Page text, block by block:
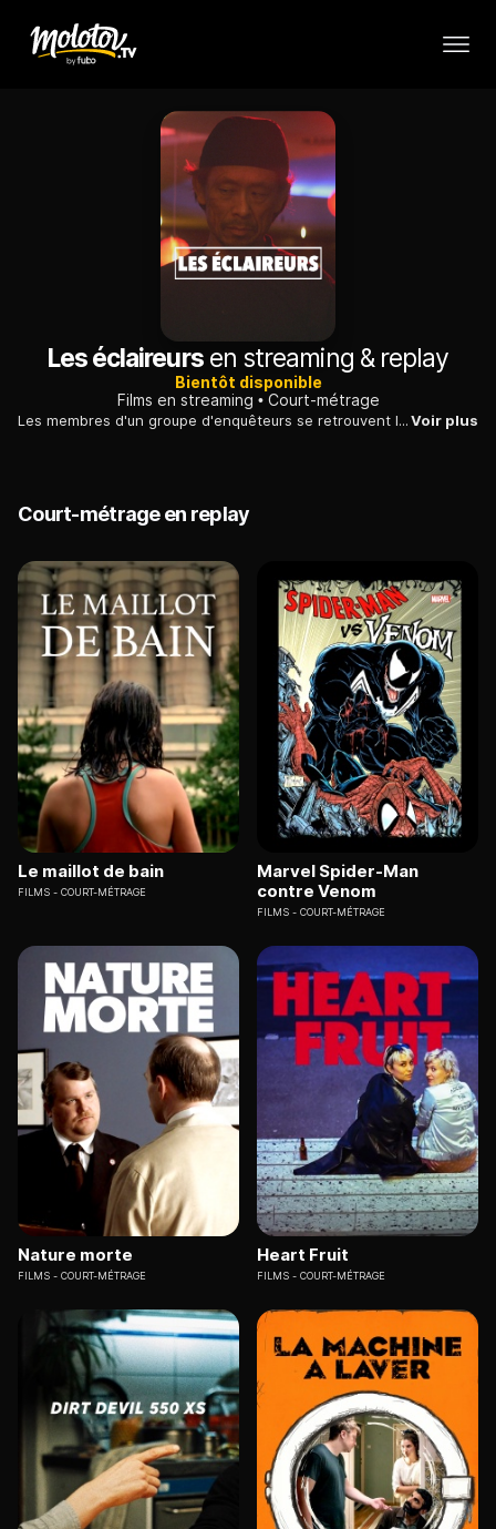
Les éclaireursen streaming & replay
Bientôt disponible
Films en streaming
Court-métrage
Les membres d'un groupe d'enquêteurs se retrouvent le temps d'une soirée sushis. Ils reconnaissent le serveur, qu'ils ont arrêté bien des années auparavant.Voir plus
Court-métrage en replay
Le maillot de bain
FILMS COURT-MÉTRAGE
Marvel Spider-Man
contre Venom
FILMS COURT-MÉTRAGE
Nature morte
FILMS COURT-MÉTRAGE
Heart Fruit
FILMS COURT-MÉTRAGE